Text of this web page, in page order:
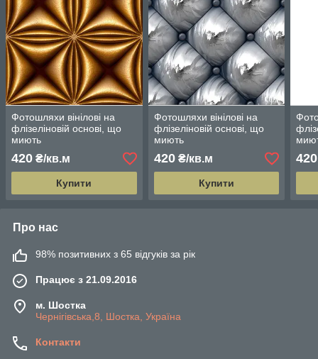
Фотошляхи вінілові на
флізеліновій основі, що
миють
420 ₴/кв.м
Купити
Фотошляхи вінілові на
флізеліновій основі, що
миють
420₴/кв.м
Купити
420
Про нас
98% позитивних з 65 відгуків за рік
Працює з 21.09.2016
м. Шостка
Чернігівська,8, Шостка, Україна
Контакти